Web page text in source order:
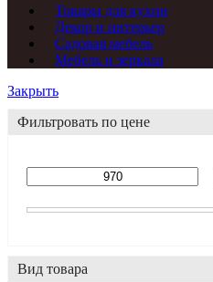
Товары для кухни
Декор и интерьер
Садовая мебель
Мебель и зеркала
Закрыть
Фильтровать по цене
Вид товара